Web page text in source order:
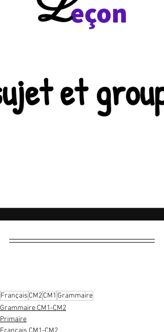
Français CM2CM1 Grammaire
Grammaire CM1-CM2
Primaire